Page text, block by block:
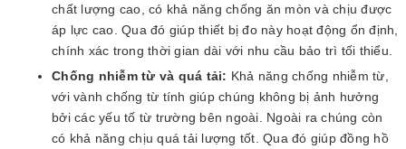
chất lượng cao, có khả năng chống ăn mòn và chịu được
áp lực cao. Qua đó giúp thiết bị đo này hoạt động ổn định,
chính xác trong thời gian dài với nhu cầu bảo trì tối thiểu.
Chống nhiễm từ và quá tải: Khả năng chống nhiễm từ,
với vành chống từ tính giúp chúng không bị ảnh hưởng
bởi các yếu tố từ trường bên ngoài. Ngoài ra chúng còn
có khả năng chịu quá tải lượng tốt. Qua đó giúp đồng hồ